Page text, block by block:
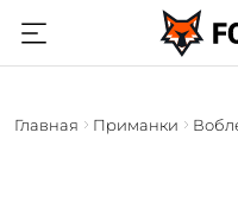
Главная Приманки